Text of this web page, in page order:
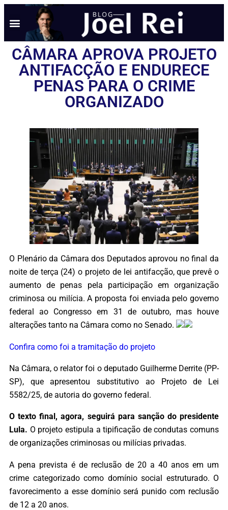
CÂMARA APROVA PROJETO
ANTIFACÇÃO E ENDURECE
PENAS PARA O CRIME
ORGANIZADO
O Plenário da Câmara dos Deputados aprovou no final da
noite de terça (24) o projeto de lei antifacção, que prevê o
aumento de penas pela participação em organização
criminosa ou milícia. A proposta foi enviada pelo governo
federal ao Congresso em 31 de outubro, mas houve
alterações tanto na Câmara como no Senado.
Confira como foi a tramitação do projeto
Na Câmara, o relator foi o deputado Guilherme Derrite (PP-
SP), que apresentou substitutivo ao Projeto de Lei
5582/25, de autoria do governo federal.
O texto final, agora, seguirá para sanção do presidente
Lula. O projeto estipula a tipificação de condutas comuns
de organizações criminosas ou milícias privadas.
A pena prevista é de reclusão de 20 a 40 anos em um
crime categorizado como domínio social estruturado. O
favorecimento a esse domínio será punido com reclusão
de 12 a 20 anos.